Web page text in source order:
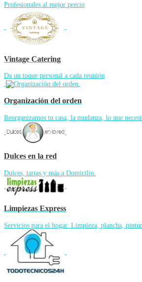
Profesionales al mejor precio
Vintage Catering
Da un toque personal a cada reunión
Organización del orden
Reorganizamos tu casa, la mudanza, lo que
Dulces en la red
Dulces, tartas y más a Domicilio.
Limpiezas Express
Servicios para el hogar. Limpieza, plancha,